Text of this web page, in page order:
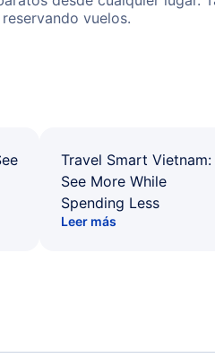
vuelos.
Travel Smart Vietnam:
See More While
Spending Less
Leer más